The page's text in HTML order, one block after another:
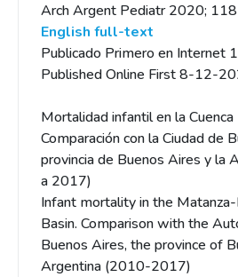
Arch Argent Pediatr 2020;
English full-text
Publicado Primero en
Published Online First 8-12-
Mortalidad infantil en la Cuenca
Comparación con la Ciudad de
provincia de Buenos Aires y la
a 2017)
Infant mortality in the
Basin. Comparison with the
Buenos Aires, the province of
Argentina (2010-2017)